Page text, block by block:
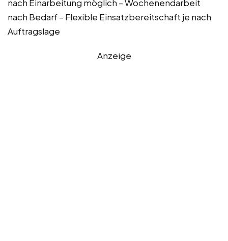
nach Einarbeitung möglich – Wochenendarbeit
nach Bedarf – Flexible Einsatzbereitschaft je nach
Auftragslage
Anzeige